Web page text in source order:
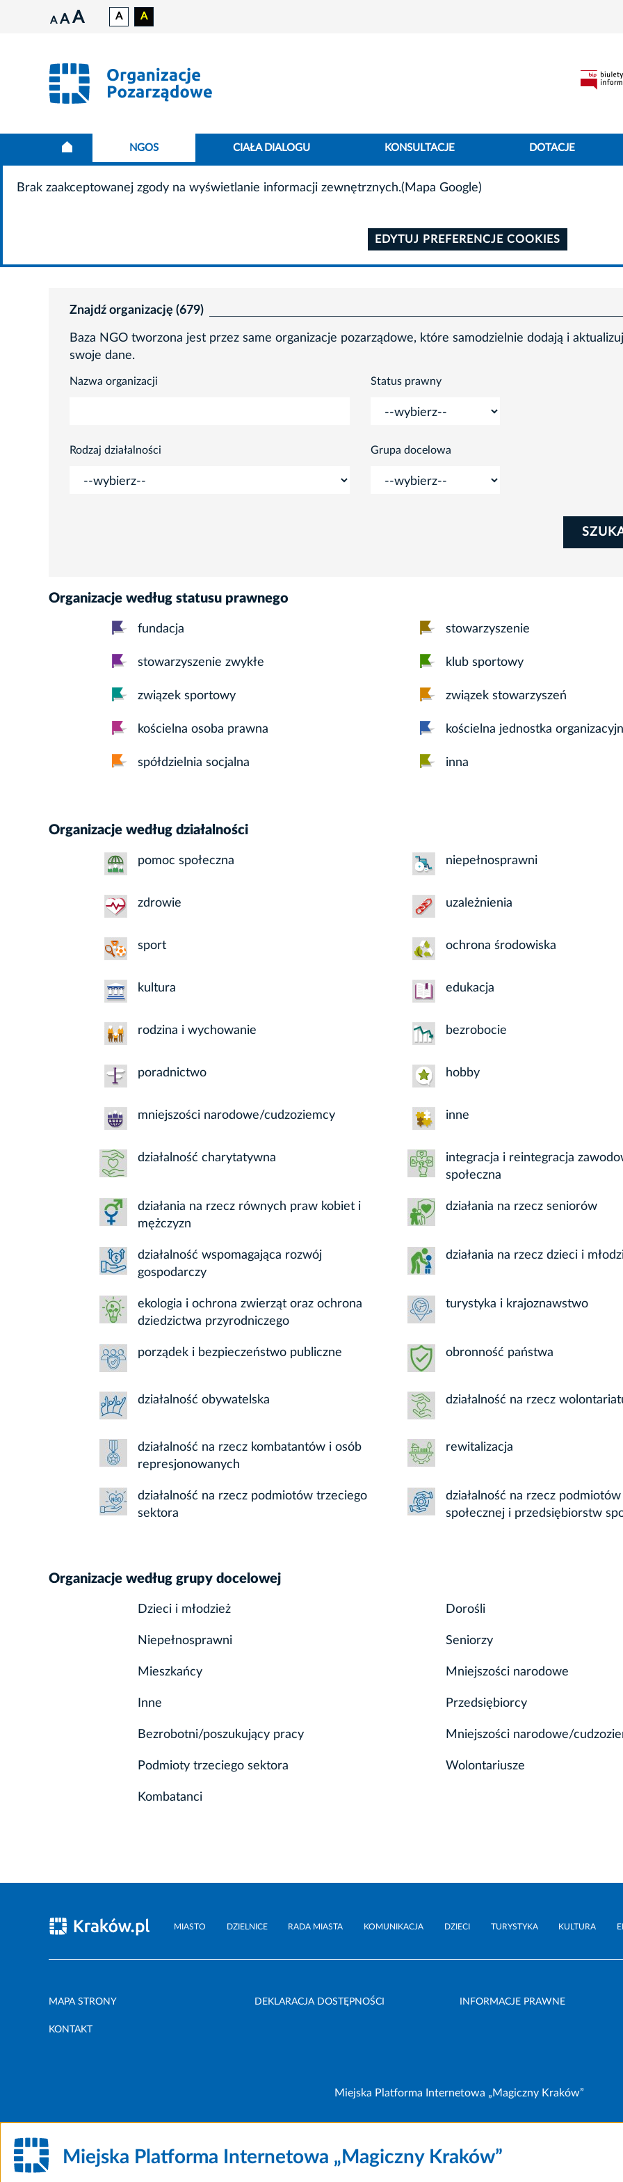
A A A A A
NGOS CIAŁA DIALOGU KONSULTACJE DOTACJE
Brak zaakceptowanej zgody na wyświetlanie informacji zewnętrznych.(Mapa Google)
EDYTUJ PREFERENCJE COOKIES
Znajdź organizację (679)
Baza NGO tworzona jest przez same organizacje pozarządowe, które samodzielnie dodają i
swoje dane.
Nazwa organizacji Status prawny
Rodzaj działalności Grupa docelowa
Organizacje według statusu prawnego
fundacja stowarzyszenie
stowarzyszenie zwykłe klub sportowy
związek sportowy związek stowarzyszeń
kościelna osoba prawna kościelna jednostka
spółdzielnia socjalna inna
Organizacje według działalności
pomoc społeczna niepełnosprawni
zdrowie uzależnienia
sport ochrona środowiska
kultura edukacja
rodzina i wychowanie bezrobocie
poradnictwo hobby
mniejszości narodowe/cudzoziemcy inne
działalność charytatywna
integracja i reintegracja
społeczna
działania na rzecz równych praw kobiet i
mężczyzn
działania na rzecz seniorów
działalność wspomagająca rozwój
gospodarczy
działania na rzecz dzieci i
ekologia i ochrona zwierząt oraz ochrona
dziedzictwa przyrodniczego
turystyka i krajoznawstwo
porządek i bezpieczeństwo publiczne obronność państwa
działalność obywatelska działalność na rzecz
działalność na rzecz kombatantów i osób
represjonowanych
rewitalizacja
działalność na rzecz podmiotów trzeciego
sektora
działalność na rzecz
społecznej i przedsiębiorstw
Organizacje według grupy docelowej
Dzieci i młodzież Dorośli
Niepełnosprawni Seniorzy
Mieszkańcy Mniejszości narodowe
Inne Przedsiębiorcy
Bezrobotni/poszukujący pracy Mniejszości narodowe/
Podmioty trzeciego sektora Wolontariusze
Kombatanci
MIASTO DZIELNICE RADA MIASTA KOMUNIKACJA DZIECI TURYSTYKA KULTURA
MAPA STRONY DEKLARACJA DOSTĘPNOŚCI INFORMACJE PRAWNE
KONTAKT
Miejska Platforma Internetowa „Magiczny Kraków”
Miejska Platforma Internetowa „Magiczny Kraków”